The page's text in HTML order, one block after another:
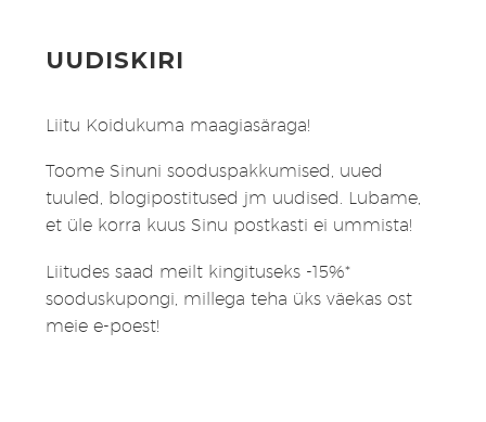
UUDISKIRI
Liitu Koidukuma maagiasäraga!
Toome Sinuni sooduspakkumised, uued
tuuled, blogipostitused jm uudised. Lubame,
et üle korra kuus Sinu postkasti ei ummista!
Liitudes saad meilt kingituseks -15%*
sooduskupongi, millega teha üks väekas ost
meie e-poest!